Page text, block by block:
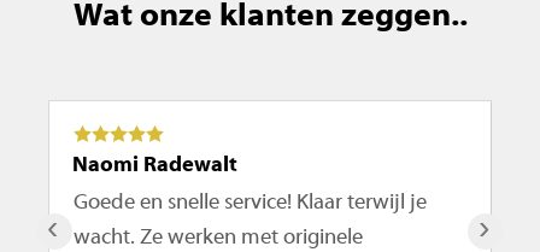
Wat onze klanten zeggen..
Goede en snelle service! Klaar terwijl je
wacht. Ze werken met originele
Naomi Radewalt
‹ ›